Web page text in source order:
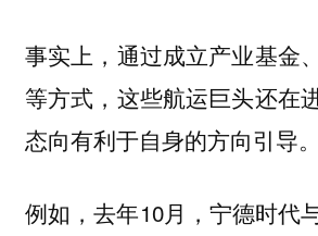
事实上，通过成立产业基金
等方式，这些航运巨头还在
态向有利于自身的方向引导。
例如，去年10月，宁德时代